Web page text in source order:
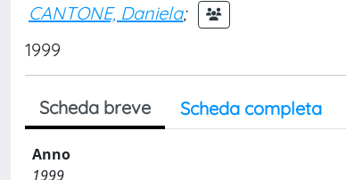
CANTONE, Daniela;
1999
Scheda breve Scheda completa
Anno
1999